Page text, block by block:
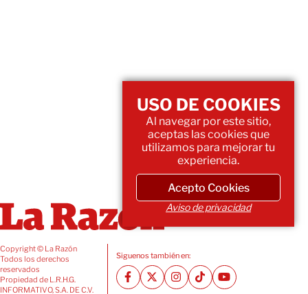
Copyright © La Razón
Todos los derechos
reservados
Propiedad de L.R.H.G.
INFORMATIVO, S.A. DE C.V.
Siguenos también en:
USO DE COOKIES
Al navegar por este sitio,
aceptas las cookies que
utilizamos para mejorar tu
experiencia.
Acepto Cookies
Aviso de privacidad